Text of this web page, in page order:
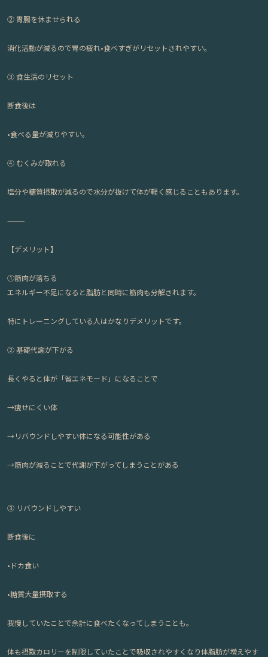
② 胃腸を休ませられる
消化活動が減るので胃の疲れ•食べすぎがリセットされやすい。
③食生活のリセット
断食後は
•食べる量が減りやすい。
④ むくみが取れる
塩分や糖質摂取が減るので水分が抜けて体が軽く感じることもあります。
⸻
【デメリット】
①筋肉が落ちる
エネルギー不足になると脂肪と同時に筋肉も分解されます。
特にトレーニングしている人はかなりデメリットです。
②基礎代謝が下がる
長くやると体が「省エネモード」になることで
→痩せにくい体
→リバウンドしやすい体になる可能性がある
→筋肉が減ることで代謝が下がってしまうことがある
③ リバウンドしやすい
断食後に
•ドカ食い
•糖質大量摂取する
我慢していたことで余計に食べたくなってしまうことも。
体も摂取カロリーを制限していたことで吸収されやすくなり体脂肪が増えやす